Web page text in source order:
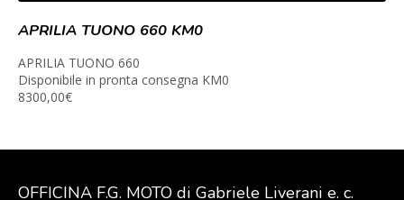
APRILIA TUONO 660 KM0
APRILIA TUONO 660
Disponibile in pronta consegna KM0
8300,00€
OFFICINA F.G. MOTO di Gabriele Liverani e. c.